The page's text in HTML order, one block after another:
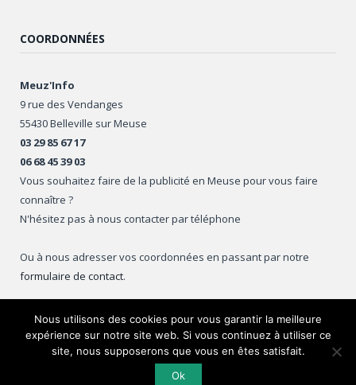
COORDONNÉES
Meuz'Info
9 rue des Vendanges
55430 Belleville sur Meuse
03 29 85 67 17
06 68 45 39 03
Vous souhaitez faire de la publicité en Meuse pour vous faire
connaître ?
N'hésitez pas à nous contacter par téléphone
Ou à nous adresser vos coordonnées en passant par notre
formulaire de contact.
Copyright © 2016 Meuz'Info.
Ajouter un événement
Nous utilisons des cookies pour vous garantir la meilleure
expérience sur notre site web. Si vous continuez à utiliser ce
site, nous supposerons que vous en êtes satisfait.
Ok